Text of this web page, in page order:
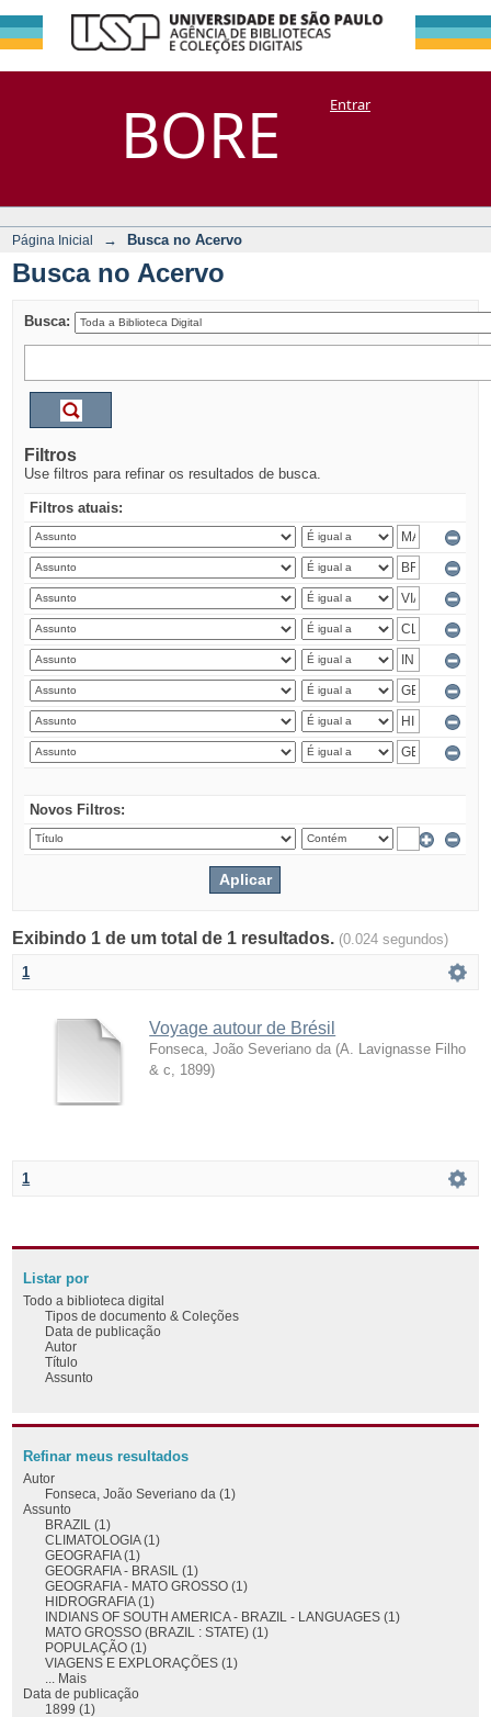
BORE
Busca no Acervo
DSpace/Manakin + CoriscoEntrar
Página Inicial → Busca no Acervo
Busca no Acervo
Busca:
Filtros
Use filtros para refinar os resultados de busca.
Filtros atuais:
Novos Filtros:
Exibindo 1 de um total de 1 resultados. (0.024 segundos)
1
Voyage autour de Brésil
Fonseca, João Severiano da (A. Lavignasse Filho
& c
1899)
1
Listar por
Todo a biblioteca digital
Tipos de documento & Coleções
Data de publicação
Autor
Título
Assunto
Refinar meus resultados
Autor
Fonseca, João Severiano da (1)
Assunto
BRAZIL (1)
CLIMATOLOGIA (1)
GEOGRAFIA (1)
GEOGRAFIA - BRASIL (1)
GEOGRAFIA - MATO GROSSO (1)
HIDROGRAFIA (1)
INDIANS OF SOUTH AMERICA - BRAZIL - LANGUAGES (1)
MATO GROSSO (BRAZIL : STATE) (1)
POPULAÇÃO (1)
VIAGENS E EXPLORAÇÕES (1)
... Mais
Data de publicação
1899 (1)